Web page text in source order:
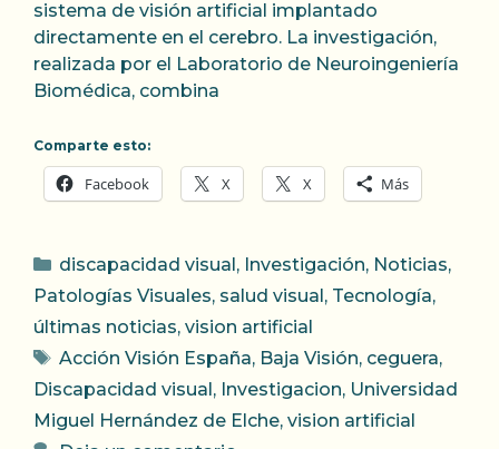
sistema de visión artificial implantado
directamente en el cerebro. La investigación,
realizada por el Laboratorio de Neuroingeniería
Biomédica, combina
Comparte esto:
Facebook X X Más
Categorías
discapacidad visual , Investigación, Noticias,
Patologías Visuales, salud visual , Tecnología,
últimas noticias, vision artificial
Etiquetas
Acción Visión España, Baja Visión, ceguera,
Discapacidad visual , Investigacion, Universidad
Miguel Hernández de Elche, vision artificial